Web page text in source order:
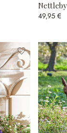
Nettleby
49,95 €